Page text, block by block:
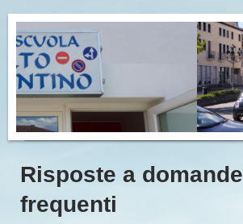
Risposte a domande
frequenti